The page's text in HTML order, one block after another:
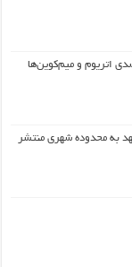
به محدوده شهری منتشر